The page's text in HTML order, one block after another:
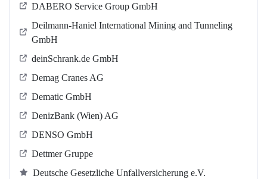
DABERO Service Group GmbH
Deilmann-Haniel International Mining and Tunneling
GmbH
deinSchrank.de GmbH
Demag Cranes AG
Dematic GmbH
DenizBank (Wien) AG
DENSO GmbH
Dettmer Gruppe
Deutsche Gesetzliche Unfallversicherung e.V.